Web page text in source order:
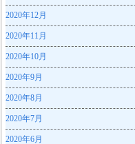
2020年12月
2020年11月
2020年10月
2020年9月
2020年8月
2020年7月
2020年6月